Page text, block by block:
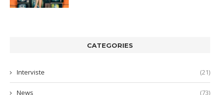
CATEGORIES
Interviste (21)
News (73)